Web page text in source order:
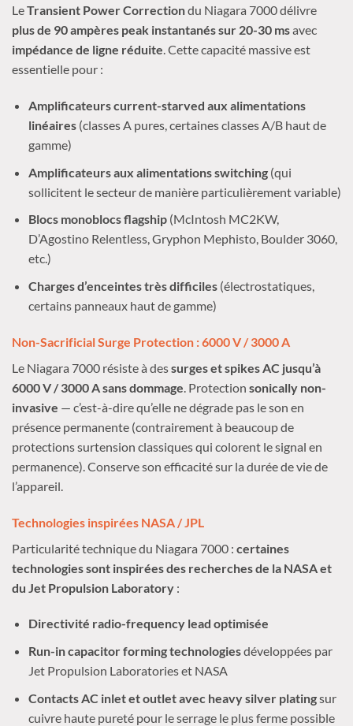
LeTransient Power Correctiondu Niagara 7000 délivre
plus de 90 ampères peak instantanés sur 20-30 msavec
impédance de ligne réduite. Cette capacité massive est
essentielle pour :
Amplificateurs current-starved aux alimentations
linéaires(classes A pures, certaines classes A/B haut de
gamme)
Amplificateurs aux alimentations switching(qui
sollicitent le secteur de manière particulièrement variable)
Blocs monoblocs flagship(McIntosh MC2KW,
D’Agostino Relentless, Gryphon Mephisto, Boulder 3060,
etc.)
Charges d’enceintes très difficiles(électrostatiques,
certains panneaux haut de gamme)
Non-Sacrificial Surge Protection : 6000 V / 3000 A
Le Niagara 7000 résiste à dessurges et spikes AC jusqu’à
6000 V / 3000 A sans dommage. Protection sonically non-
invasive — c’est-à-dire qu’elle ne dégrade pas le son en
présence permanente (contrairement à beaucoup de
protections surtension classiques qui colorent le signal en
permanence). Conserve son efficacité sur la durée de vie de
l’appareil.
Technologies inspirées NASA / JPL
Particularité technique du Niagara 7000 : certaines
technologies sont inspirées des recherches de la NASA et
du Jet Propulsion Laboratory :
Directivité radio-frequency lead optimisée
Run-in capacitor forming technologiesdéveloppées par
Jet Propulsion Laboratories et NASA
Contacts AC inlet et outlet avec heavy silver platingsur
cuivre haute pureté pour le serrage le plus ferme possible